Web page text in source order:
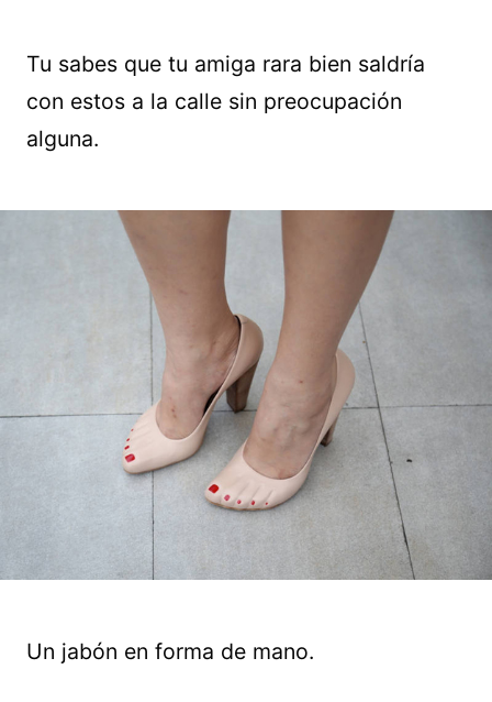
Tu sabes que tu amiga rara bien saldría
con estos a la calle sin preocupación
alguna.
Un jabón en forma de mano.